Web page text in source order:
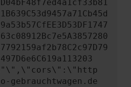
gebrauchtwagen.de